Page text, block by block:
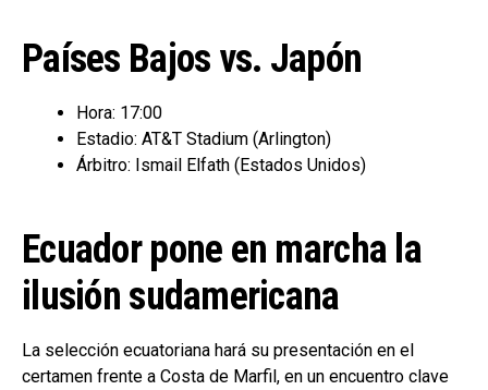
Países Bajos vs. Japón
Hora: 17:00
Estadio: AT&T Stadium (Arlington)
Árbitro: Ismail Elfath (Estados Unidos)
Ecuador pone en marcha la
ilusión sudamericana
La selección ecuatoriana hará su presentación en el
certamen frente a Costa de Marfil, en un encuentro clave